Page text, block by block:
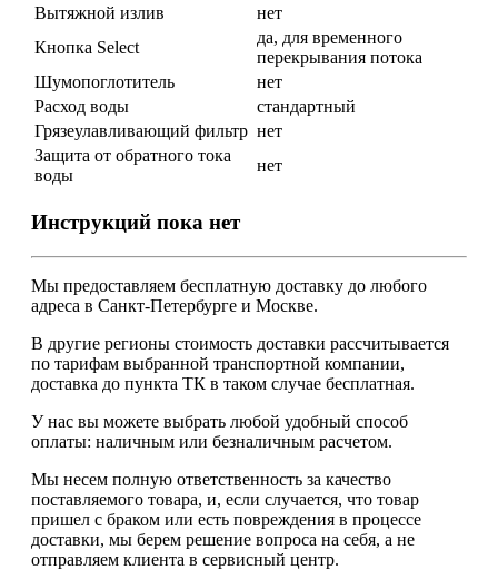
Вытяжной излив
нет
Кнопка Select
да, для временного
перекрывания потока
Шумопоглотитель
нет
Расход воды
стандартный
Грязеулавливающий фильтр нет
Защита от обратного тока
воды
нет
Инструкций пока нет
Мы предоставляем бесплатную доставку до любого
адреса в Санкт-Петербурге и Москве.
В другие регионы стоимость доставки рассчитывается
по тарифам выбранной транспортной компании,
доставка до пункта ТК в таком случае бесплатная.
У нас вы можете выбрать любой удобный способ
оплаты: наличным или безналичным расчетом.
Мы несем полную ответственность за качество
поставляемого товара, и, если случается, что товар
пришел с браком или есть повреждения в процессе
доставки, мы берем решение вопроса на себя, а не
отправляем клиента в сервисный центр.